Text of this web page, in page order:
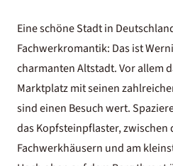
Eine schöne Stadt in
Fachwerkromantik: Das ist
charmanten Altstadt. Vor allem
Marktplatz mit seinen
sind einen Besuch wert.
das Kopfsteinpflaster, zwischen
Fachwerkhäusern und am